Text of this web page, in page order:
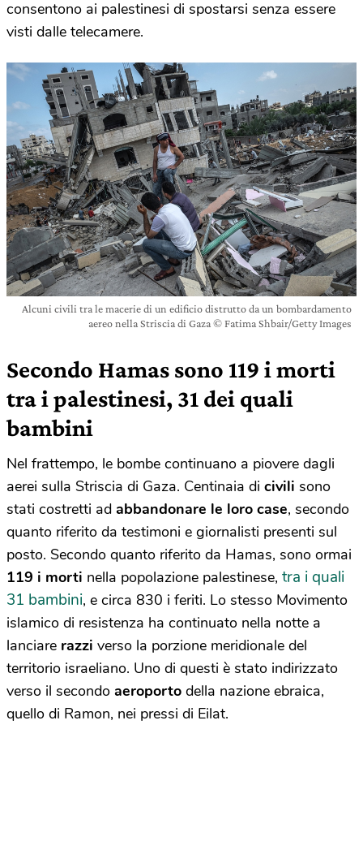
consentono ai palestinesi di spostarsi senza essere
visti dalle telecamere.
Alcuni civili tra le macerie di un edificio distrutto da un bombardamento
aereo nella Striscia di Gaza © Fatima Shbair/Getty Images
Secondo Hamas sono 119 i morti
tra i palestinesi, 31 dei quali
bambini
Nel frattempo, le bombe continuano a piovere dagli
aerei sulla Striscia di Gaza. Centinaia di civili sono
stati costretti ad abbandonare le loro case, secondo
quanto riferito da testimoni e giornalisti presenti sul
posto. Secondo quanto riferito da Hamas, sono ormai
119 i morti nella popolazione palestinese, tra i quali
31 bambini, e circa 830 i feriti. Lo stesso Movimento
islamico di resistenza ha continuato nella notte a
lanciare razzi verso la porzione meridionale del
territorio israeliano. Uno di questi è stato indirizzato
verso il secondo aeroporto della nazione ebraica,
quello di Ramon, nei pressi di Eilat.